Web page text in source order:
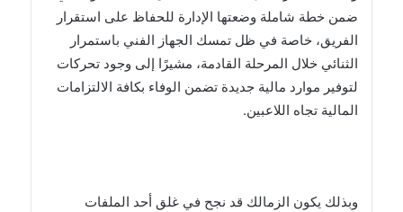
ضمن خطة شاملة وضعتها الإدارة للحفاظ على استقرار
الفريق، خاصة في ظل تمسك الجهاز الفني باستمرار
الثنائي خلال المرحلة القادمة، مشيرًا إلى وجود تحركات
لتوفير موارد مالية جديدة تضمن الوفاء بكافة الالتزامات
المالية تجاه اللاعبين.
وبذلك يكون الزمالك قد نجح في غلق أحد الملفات